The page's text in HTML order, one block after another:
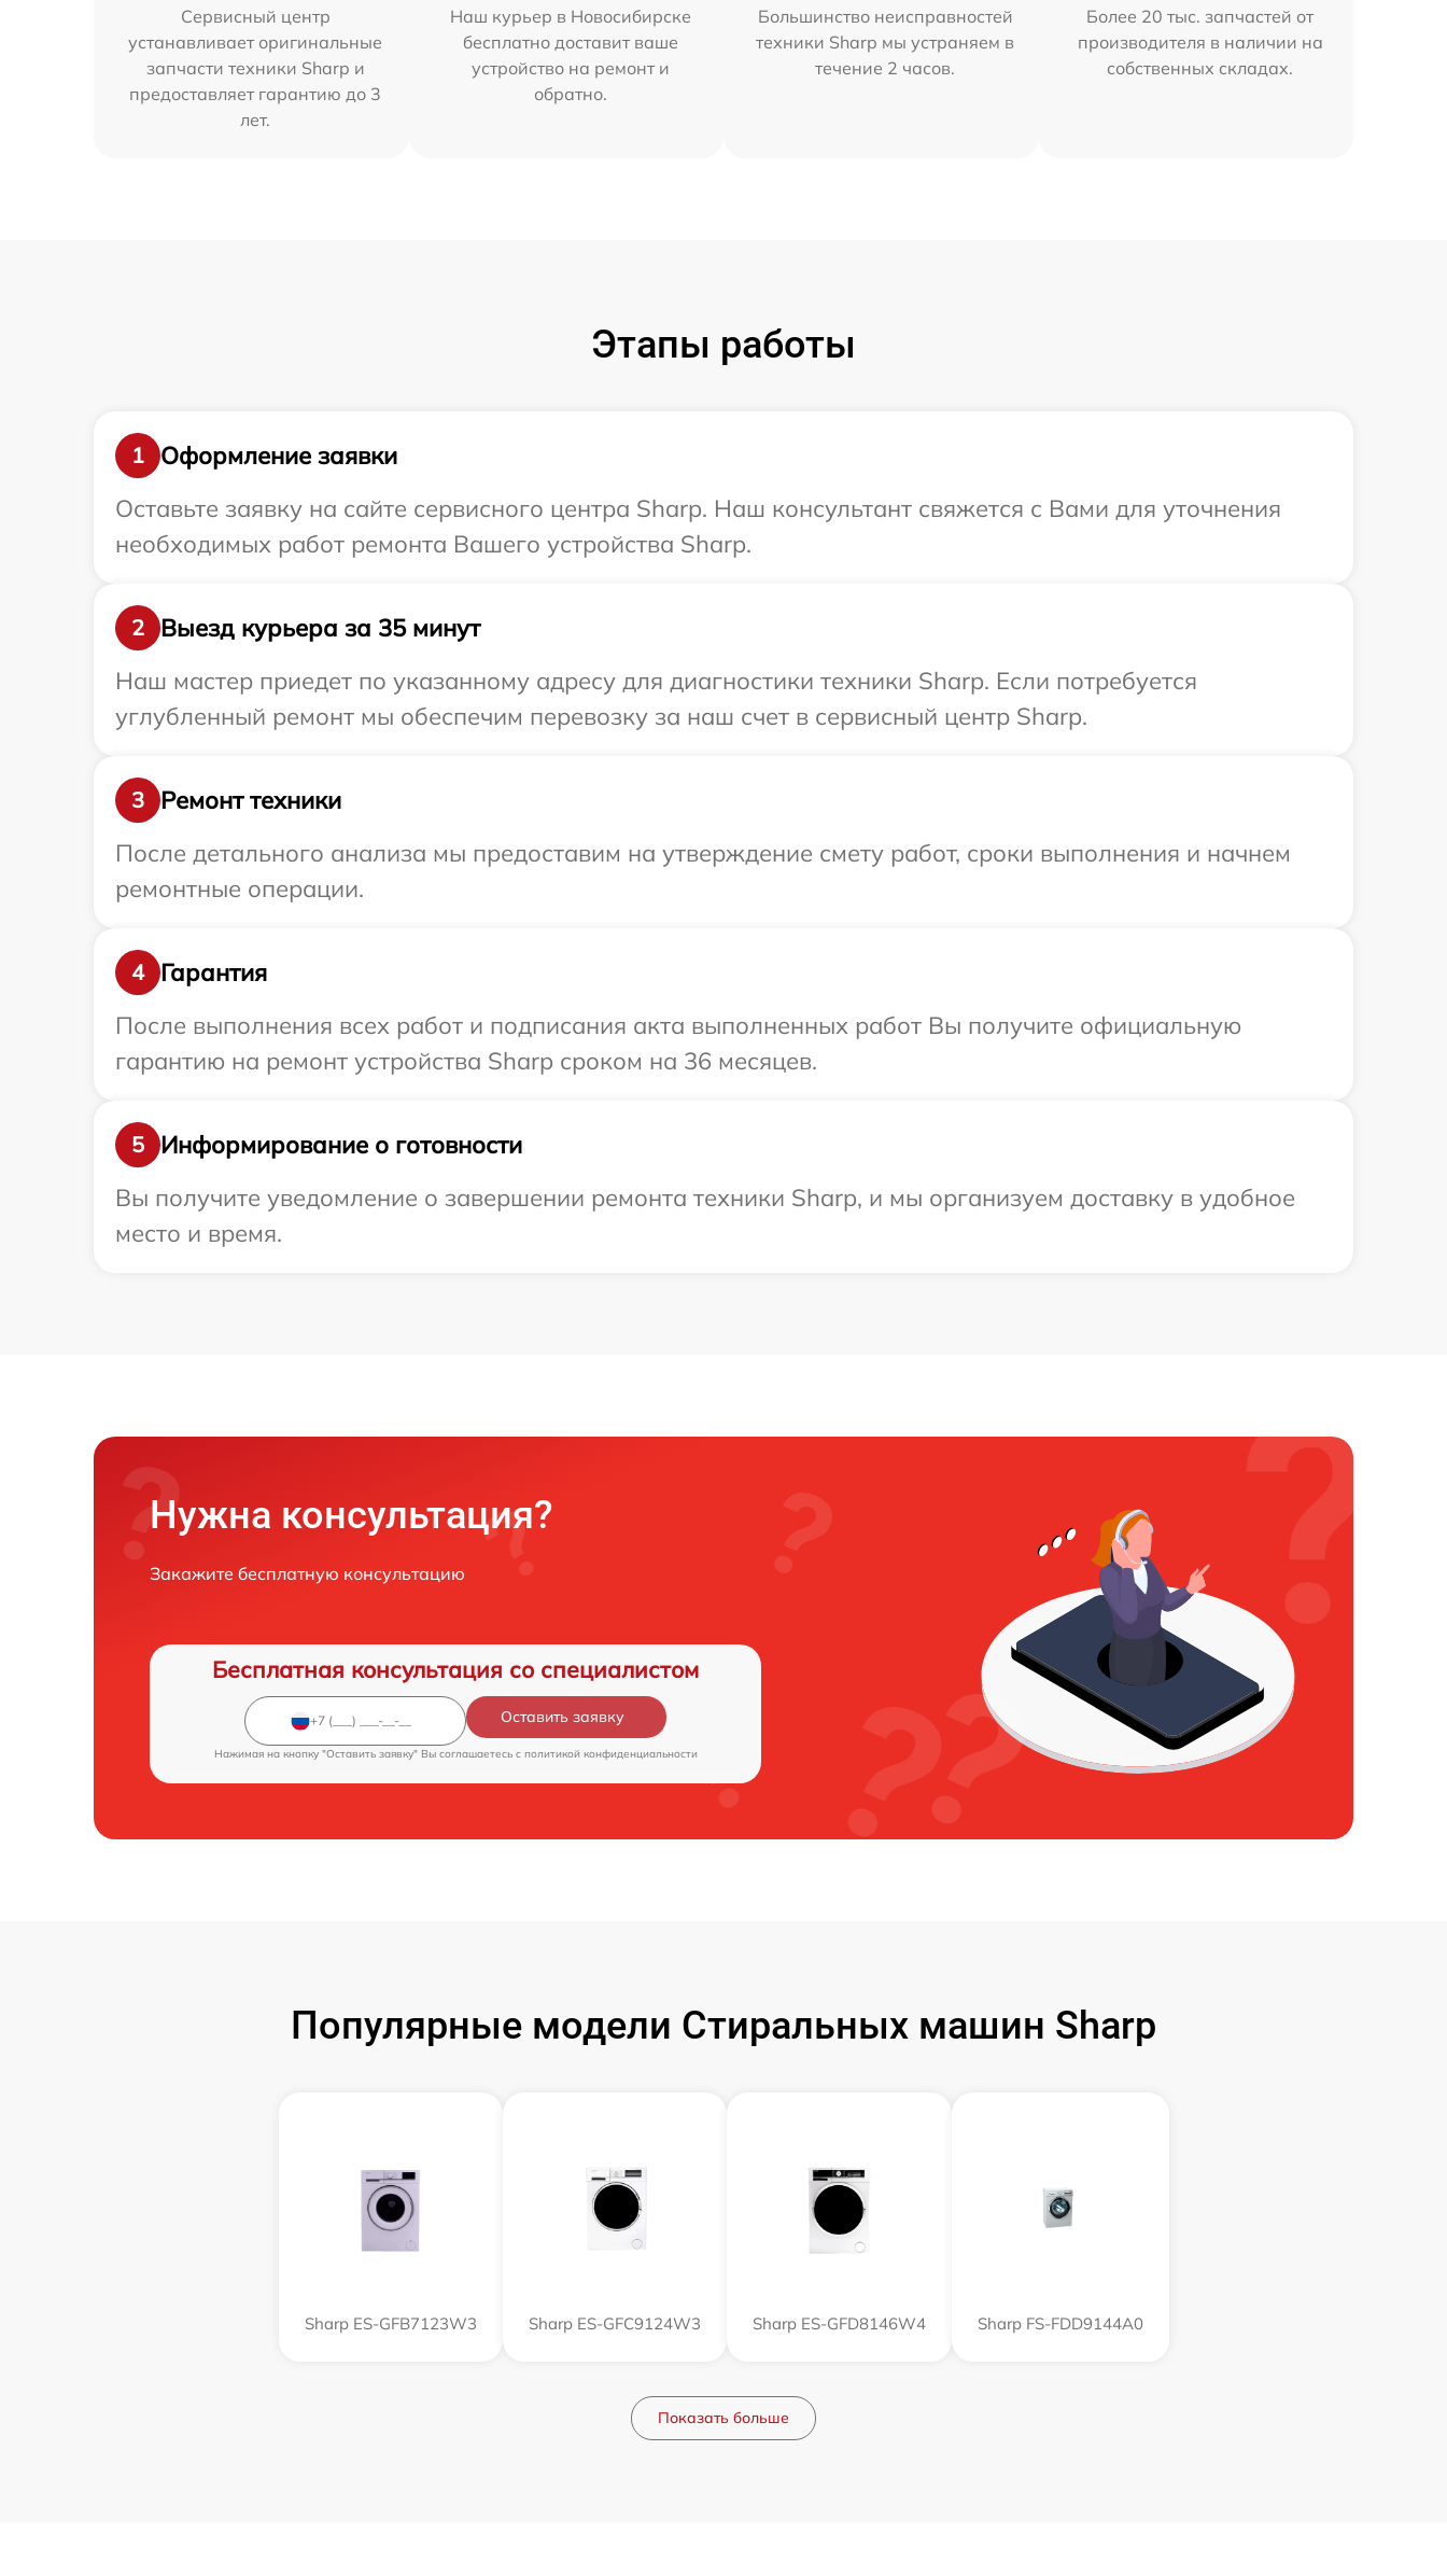
Сервисный центр
устанавливает оригинальные
запчасти техники Sharp и
предоставляет гарантию до 3
лет.
Наш курьер в Новосибирске
бесплатно доставит ваше
устройство на ремонт и
обратно.
Большинство неисправностей
техники Sharp мы устраняем в
течение 2 часов.
Более 20 тыс. запчастей от
производителя в наличии на
собственных складах.
Этапы работы
1
Оформление заявки
Оставьте заявку на сайте сервисного центра Sharp. Наш консультант свяжется с Вами для уточнения
необходимых работ ремонта Вашего устройства Sharp.
2
Выезд курьера за 35 минут
Наш мастер приедет по указанному адресу для диагностики техники Sharp. Если потребуется
углубленный ремонт мы обеспечим перевозку за наш счет в сервисный центр Sharp.
3
Ремонт техники
После детального анализа мы предоставим на утверждение смету работ, сроки выполнения и начнем
ремонтные операции.
4
Гарантия
После выполнения всех работ и подписания акта выполненных работ Вы получите официальную
гарантию на ремонт устройства Sharp сроком на 36 месяцев.
5
Информирование о готовности
Вы получите уведомление о завершении ремонта техники Sharp, и мы организуем доставку в удобное
место и время.
Нужна консультация?
Закажите бесплатную консультацию
Бесплатная консультация со специалистом
Оставить заявку
Нажимая на кнопку "Оставить заявку" Вы соглашаетесь c политикой конфиденциальности
Популярные модели Стиральных машин Sharp
Sharp ES-GFB7123W3 Sharp ES-GFC9124W3 Sharp ES-GFD8146W4 Sharp FS-FDD9144A0
Показать больше